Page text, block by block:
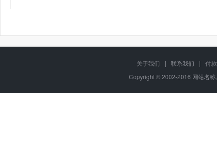
关于我们 | 联系我们 |
付
Copyright © 2002-2016 网站名